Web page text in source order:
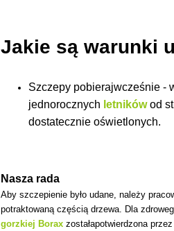
Jakie są warunki
Szczepy pobierajwcześnie -
jednorocznych letnikówod
dostatecznie oświetlonych.
Nasza rada
Aby szczepienie było udane, należy
potraktowaną częścią drzewa. Dla
gorzkiej Borax zostałapotwierdzona